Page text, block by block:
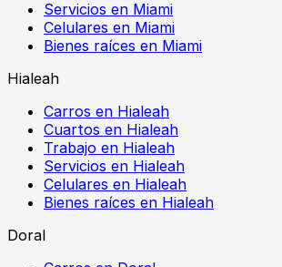
Servicios en Miami
Celulares en Miami
Bienes raíces en Miami
Hialeah
Carros en Hialeah
Cuartos en Hialeah
Trabajo en Hialeah
Servicios en Hialeah
Celulares en Hialeah
Bienes raíces en Hialeah
Doral